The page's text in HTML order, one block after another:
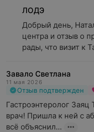
ЛОДЭ
Добрый день,
центра и отзыв о
рады, что визит к
Завало Светлана
11 мая 2026
Отзыв подтвержден
Гастроэнтеролог Заяц
врач! Пришла к ней с
всё объяснил...